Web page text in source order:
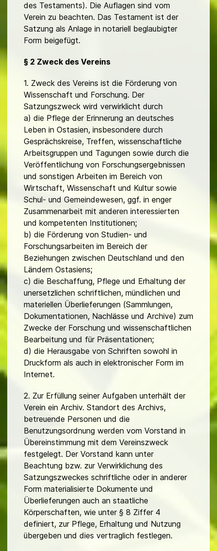
des Testaments). Die Auflagen sind vom
Verein zu beachten. Das Testament ist der
Satzung als Anlage in notariell beglaubigter
Form beigefügt.
§ 2 Zweck des Vereins
1. Zweck des Vereins ist die Förderung von
Wissenschaft und Forschung. Der
Satzungszweck wird verwirklicht durch
a) die Pflege der Erinnerung an deutsches
Leben in Ostasien, insbesondere durch
Gesprächskreise, Treffen, wissenschaftliche
Arbeitsgruppen und Tagungen sowie durch die
Veröffentlichung von Forschungsergebnissen
und sonstigen Arbeiten im Bereich von
Wirtschaft, Wissenschaft und Kultur sowie
Schul- und Gemeindewesen, ggf. in enger
Zusammenarbeit mit anderen interessierten
und kompetenten Institutionen;
b) die Förderung von Studien- und
Forschungsarbeiten im Bereich der
Beziehungen zwischen Deutschland und den
Ländern Ostasiens;
c) die Beschaffung, Pflege und Erhaltung der
unersetzlichen schriftlichen, mündlichen und
materiellen Überlieferungen (Sammlungen,
Dokumentationen, Nachlässe und Archive) zum
Zwecke der Forschung und wissenschaftlichen
Bearbeitung und für Präsentationen;
d) die Herausgabe von Schriften sowohl in
Druckform als auch in elektronischer Form im
Internet.
2. Zur Erfüllung seiner Aufgaben unterhält der
Verein ein Archiv. Standort des Archivs,
betreuende Personen und die
Benutzungsordnung werden vom Vorstand in
Übereinstimmung mit dem Vereinszweck
festgelegt. Der Vorstand kann unter
Beachtung bzw. zur Verwirklichung des
Satzungszweckes schriftliche oder in anderer
Form materialisierte Dokumente und
Überlieferungen auch an staatliche
Körperschaften, wie unter § 8 Ziffer 4
definiert, zur Pflege, Erhaltung und Nutzung
übergeben und dies vertraglich festlegen.